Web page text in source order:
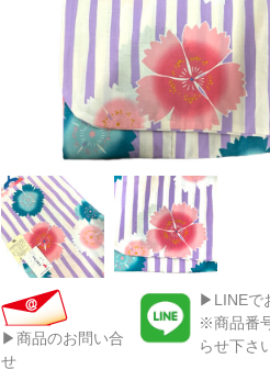
▶商品のお問い合
せ
▶LINEで
※商品番
らせ下さ